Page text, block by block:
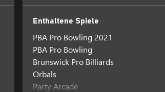
Enthaltene Spiele
PBA Pro Bowling 2021
PBA Pro Bowling
Brunswick Pro Billiards
Orbals
Party Arcade